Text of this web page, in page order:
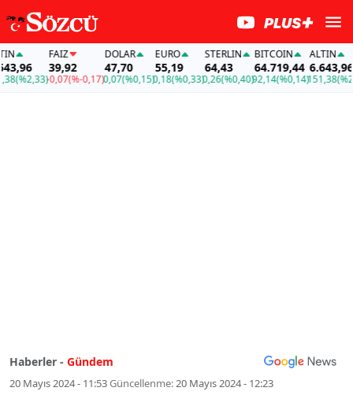
FAİZ
39,92
-0,07(%-0,17)
DOLAR
47,70
0,07(%0,15)
EURO
55,19
0,18(%0,33)
STERLIN
64,43
0,26(%0,40)
BITCOIN
64.719,44
92,14(%0,14)
ALTIN
6.643,96
151,38(%2,33)
Haberler - Gündem
20 Mayıs 2024 - 11:53Güncellenme:20 Mayıs 2024 - 12:23